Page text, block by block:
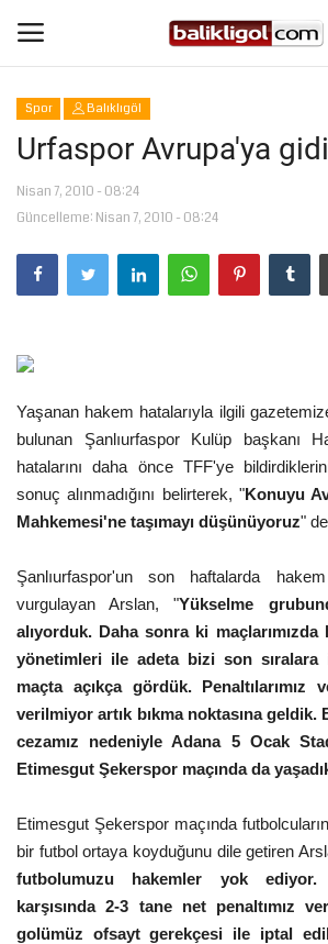
Giriş Yap
Anasayfa
Köşe Yazıları
Şanlıurfa
Eğitim
Spor
Gündem
Tekno Bilim
Ekonomi
Siyaset
Galeriler
Yaşam
Künye
Sağlık
Spor Balıklıgöl
Urfaspor Avrupa'ya
Nisan 7, 2010 - 08:24
Güncelleme: Nisan 7, 2010 - 08:24
Yaşanan hakem hatalarıyla ilgili
bulunan Şanlıurfaspor Kulüp başkanı
hatalarını daha önce TFF'ye
sonuç alınmadığını belirterek, "Konuyu
Mahkemesi'ne taşımayı düşünüyoruz"
Şanlıurfaspor'un son haftalarda
vurgulayan Arslan, "Yükselme
alıyorduk. Daha sonra ki
yönetimleri ile adeta bizi son
maçta açıkça gördük. Penaltılarımız
verilmiyor artık bıkma noktasına
cezamız nedeniyle Adana 5 Ocak
Etimesgut Şekerspor maçında da
Etimesgut Şekerspor maçında
bir futbol ortaya koyduğunu dile getiren
futbolumuzu hakemler yok ediyor.
karşısında 2-3 tane net penaltımız
golümüz ofsayt gerekçesi ile iptal